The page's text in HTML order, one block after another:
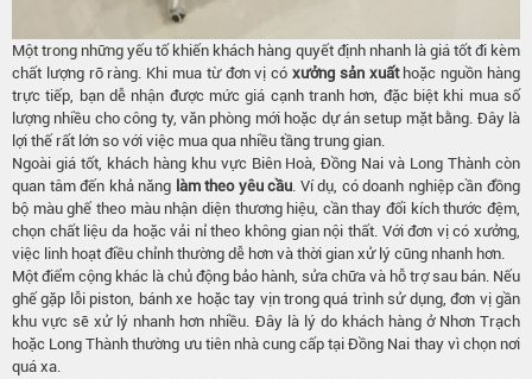
Một trong những yếu tố khiến khách hàng quyết định nhanh là giá tốt đi kèm
chất lượng rõ ràng. Khi mua từ đơn vị có xưởng sản xuấthoặc nguồn hàng
trực tiếp, bạn dễ nhận được mức giá cạnh tranh hơn, đặc biệt khi mua số
lượng nhiều cho công ty, văn phòng mới hoặc dự án setup mặt bằng. Đây là
lợi thế rất lớn so với việc mua qua nhiều tầng trung gian.
Ngoài giá tốt, khách hàng khu vực Biên Hoà, Đồng Nai và Long Thành còn
quan tâm đến khả năng làm theo yêu cầu. Ví dụ, có doanh nghiệp cần đồng
bộ màu ghế theo màu nhận diện thương hiệu, cần thay đổi kích thước đệm,
chọn chất liệu da hoặc vải nỉ theo không gian nội thất. Với đơn vị có xưởng,
việc linh hoạt điều chỉnh thường dễ hơn và thời gian xử lý cũng nhanh hơn.
Một điểm cộng khác là chủ động bảo hành, sửa chữa và hỗ trợ sau bán. Nếu
ghế gặp lỗi piston, bánh xe hoặc tay vịn trong quá trình sử dụng, đơn vị gần
khu vực sẽ xử lý nhanh hơn nhiều. Đây là lý do khách hàng ở Nhơn Trạch
hoặc Long Thành thường ưu tiên nhà cung cấp tại Đồng Nai thay vì chọn nơi
quá xa.